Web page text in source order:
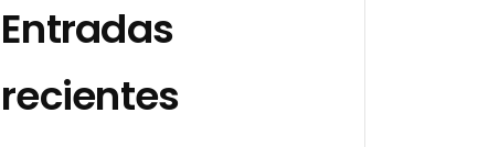
Entradas
recientes